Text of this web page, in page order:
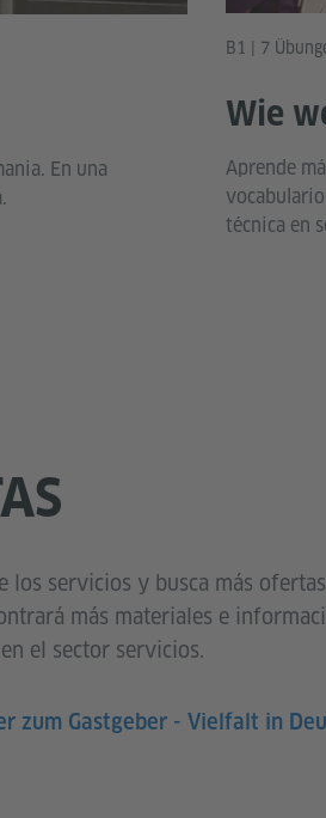
En una
B1 | 7
Wie
Aprende
técnica en
los servicios y busca más
más materiales e
el sector servicios.
zum Gastgeber - Vielfalt in